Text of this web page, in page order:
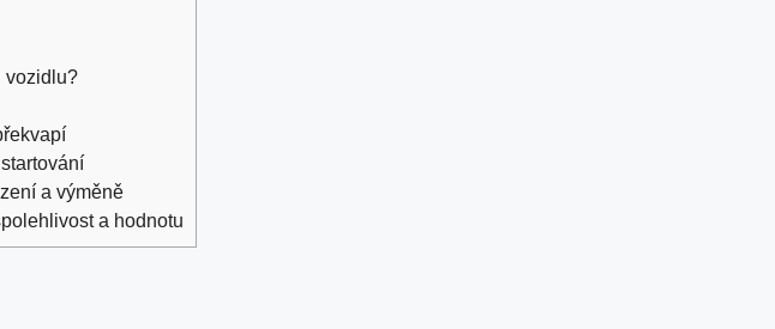
vozidlu?
a výměně
a hodnotu